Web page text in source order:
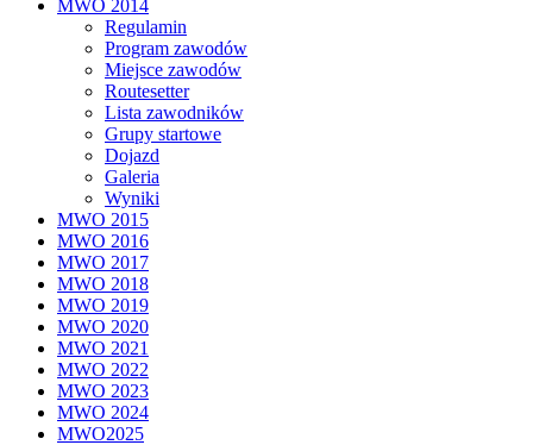
MWO 2014
Regulamin
Program zawodów
Miejsce zawodów
Routesetter
Lista zawodników
Grupy startowe
Dojazd
Galeria
Wyniki
MWO 2015
MWO 2016
MWO 2017
MWO 2018
MWO 2019
MWO 2020
MWO 2021
MWO 2022
MWO 2023
MWO 2024
MWO2025